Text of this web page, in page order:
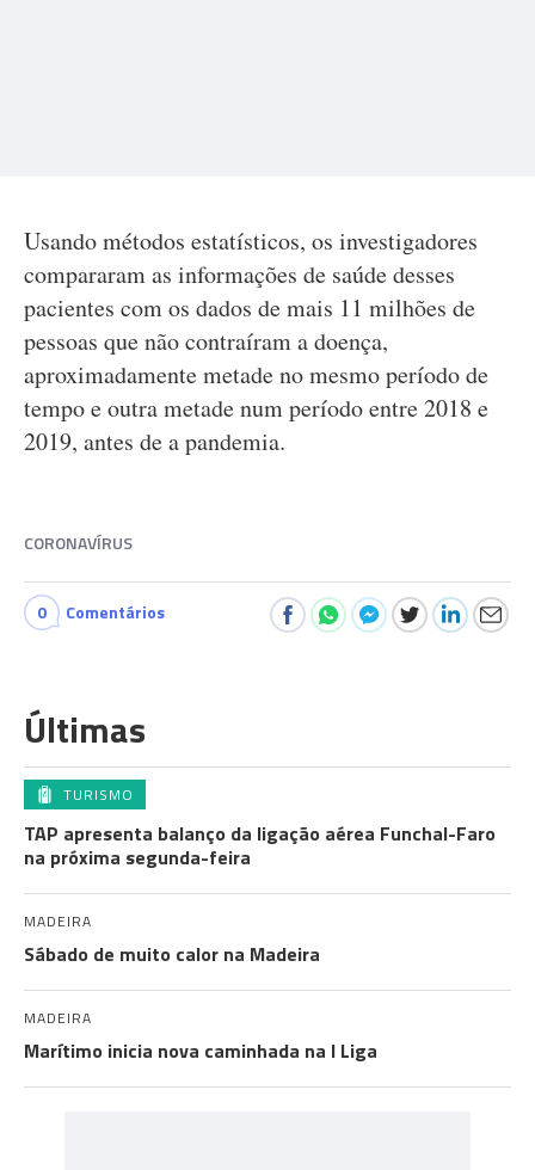
Usando métodos estatísticos, os investigadores
compararam as informações de saúde desses
pacientes com os dados de mais 11 milhões de
pessoas que não contraíram a doença,
aproximadamente metade no mesmo período de
tempo e outra metade num período entre 2018 e
2019, antes de a pandemia.
CORONAVÍRUS
0 Comentários
Últimas
TURISMO
TAP apresenta balanço da ligação aérea Funchal-Faro
na próxima segunda-feira
MADEIRA
Sábado de muito calor na Madeira
MADEIRA
Marítimo inicia nova caminhada na I Liga